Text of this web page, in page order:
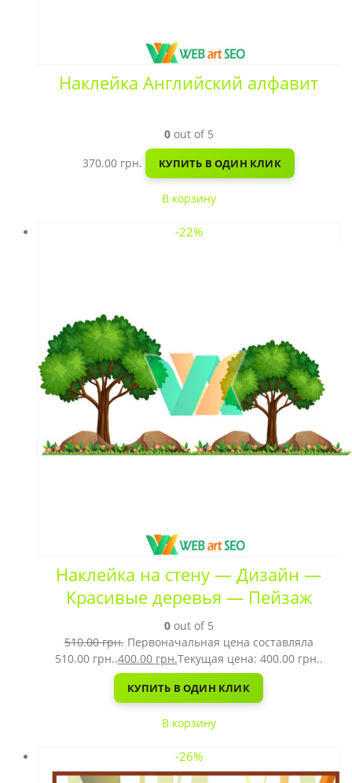
Наклейка Английский алфавит
0out of 5
370.00 грн. КУПИТЬ В ОДИН КЛИК
В корзину
-22%
Наклейка на стену — Дизайн —
Красивые деревья — Пейзаж
0out of 5
510.00грн. Первоначальная цена составляла
510.00 грн..400.00 грн.Текущая цена: 400.00 грн..
КУПИТЬ В ОДИН КЛИК
В корзину
-26%